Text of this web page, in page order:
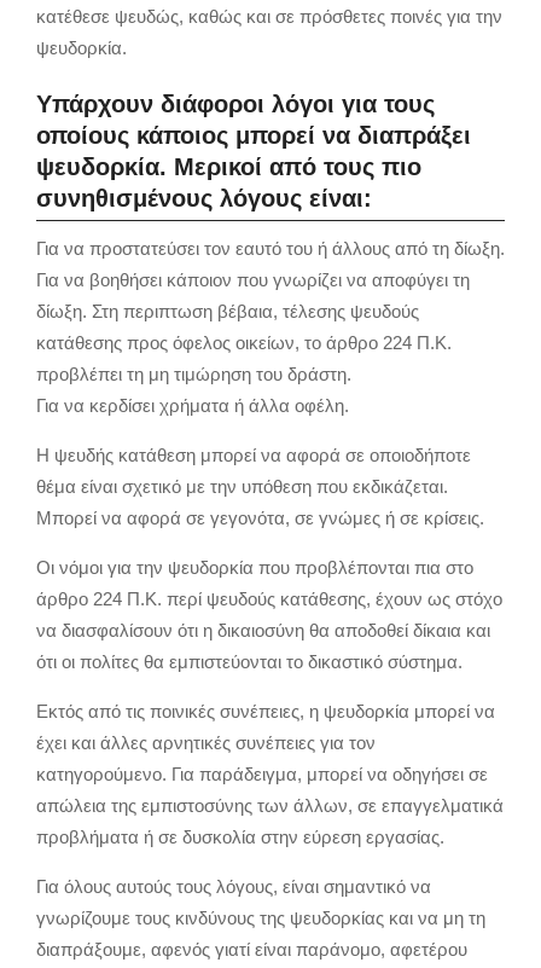
κατέθεσε ψευδώς, καθώς και σε πρόσθετες ποινές για την
ψευδορκία.
Υπάρχουν διάφοροι λόγοι για τους
οποίους κάποιος μπορεί να διαπράξει
ψευδορκία. Μερικοί από τους πιο
συνηθισμένους λόγους είναι:
Για να προστατεύσει τον εαυτό του ή άλλους από τη δίωξη.
Για να βοηθήσει κάποιον που γνωρίζει να αποφύγει τη
δίωξη. Στη περιπτωση βέβαια, τέλεσης ψευδούς
κατάθεσης προς όφελος οικείων, το άρθρο 224 Π.Κ.
προβλέπει τη μη τιμώρηση του δράστη.
Για να κερδίσει χρήματα ή άλλα οφέλη.
Η ψευδής κατάθεση μπορεί να αφορά σε οποιοδήποτε
θέμα είναι σχετικό με την υπόθεση που εκδικάζεται.
Μπορεί να αφορά σε γεγονότα, σε γνώμες ή σε κρίσεις.
Οι νόμοι για την ψευδορκία που προβλέπονται πια στο
άρθρο 224 Π.Κ. περί ψευδούς κατάθεσης, έχουν ως στόχο
να διασφαλίσουν ότι η δικαιοσύνη θα αποδοθεί δίκαια και
ότι οι πολίτες θα εμπιστεύονται το δικαστικό σύστημα.
Εκτός από τις ποινικές συνέπειες, η ψευδορκία μπορεί να
έχει και άλλες αρνητικές συνέπειες για τον
κατηγορούμενο. Για παράδειγμα, μπορεί να οδηγήσει σε
απώλεια της εμπιστοσύνης των άλλων, σε επαγγελματικά
προβλήματα ή σε δυσκολία στην εύρεση εργασίας.
Για όλους αυτούς τους λόγους, είναι σημαντικό να
γνωρίζουμε τους κινδύνους της ψευδορκίας και να μη τη
διαπράξουμε, αφενός γιατί είναι παράνομο, αφετέρου